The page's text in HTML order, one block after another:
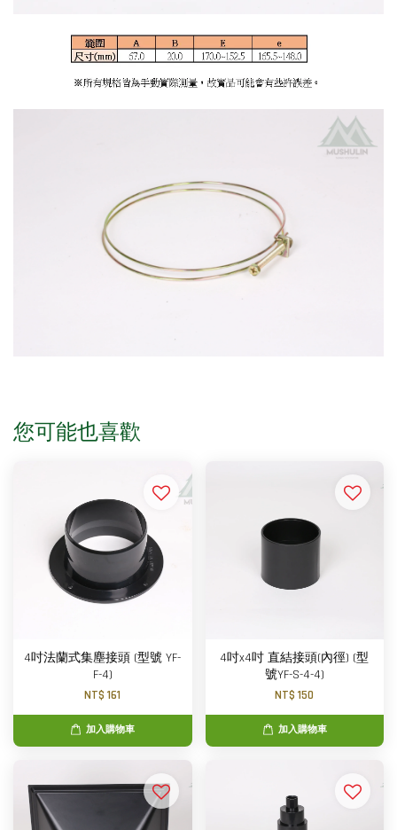
您可能也喜歡
4吋法蘭式集塵接頭 (型號 YF-
F-4)
NT$ 161
加入購物車
4吋x4吋 直結接頭(內徑) (型
號YF-S-4-4)
NT$ 150
加入購物車